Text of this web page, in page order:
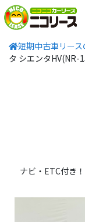
短期中古車リー
タ シエンタHV(NR-
ナビ・ETC付き